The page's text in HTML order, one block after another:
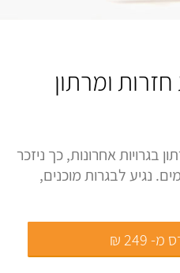
ומרתון
בגרויות אחרונות, כך ניזכר
נגיע לבגרות מוכנים,
249 ₪